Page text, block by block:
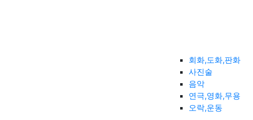
회화,도화,판화
사진술
음악
연극,영화,무용
오락,운동